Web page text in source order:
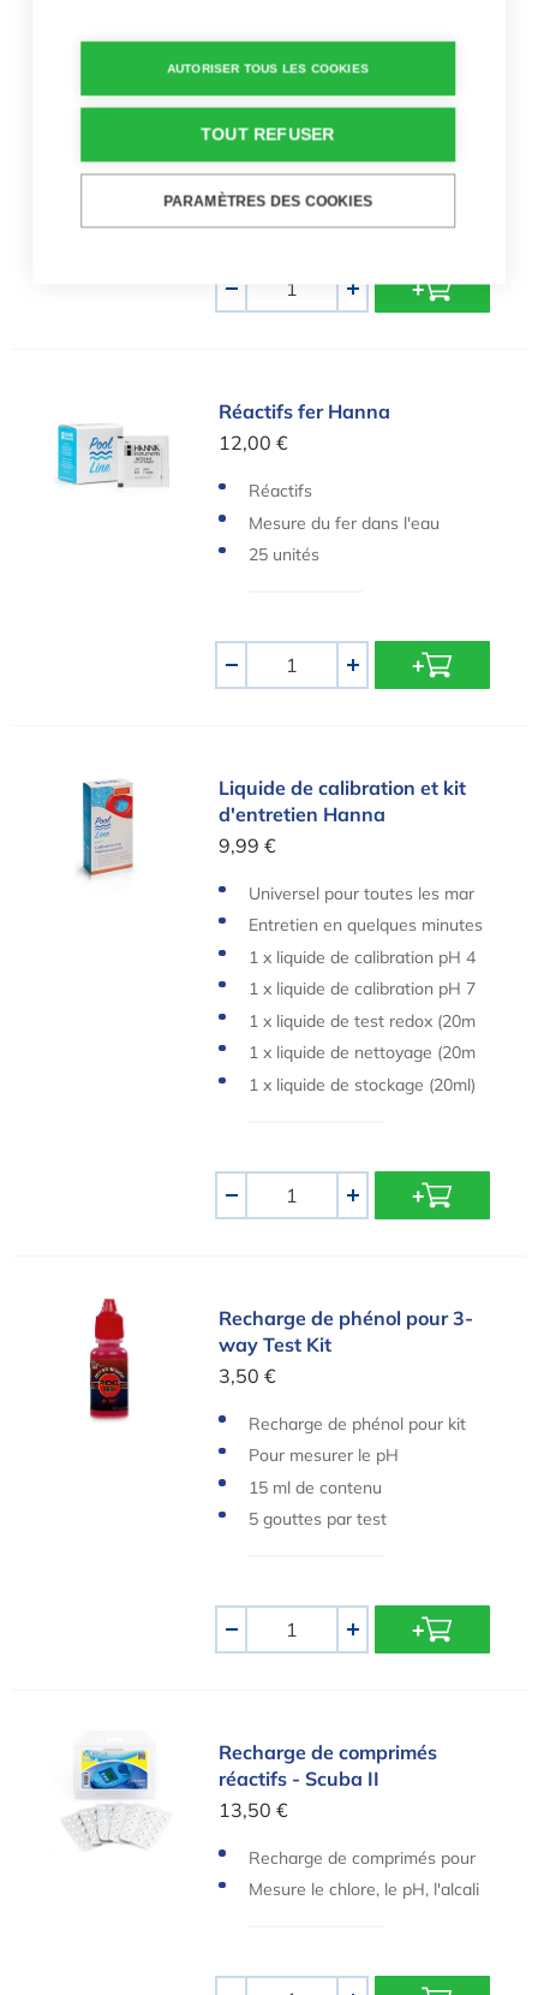
3,39 €
Pour électrodes
Pour testeur de pH digital
20 ml
+
Réactifs fer HannaRéactifs fer Hanna
12,00 €
Réactifs
Mesure du fer dans l'eau
25 unités
+
Liquide de calibration et kit d'entretien Hanna
Liquide de calibration et kit
d'entretien Hanna
9,99 €
Universel pour toutes les mar
ques d'électrodes
Entretien en quelques minutes
1 x liquide de calibration pH 4
(20ml)
1 x liquide de calibration pH 7
(20ml)
1 x liquide de test redox (20m
l)
1 x liquide de nettoyage (20m
l)
1 x liquide de stockage (20ml)
- +
Recharge de phénol pour 3-way Test Kit
Recharge de phénol pour 3-
way Test Kit
3,50 €
Recharge de phénol pour kit
d'essai
Pour mesurer le pH
15 ml de contenu
5 gouttes par test
+
Recharge de comprimés réactifs - Scuba II
Recharge de comprimés
réactifs - Scuba II
13,50 €
Recharge de comprimés pour
Scuba II Lovibond
Mesure le chlore, le pH, l'alcali
AUTORISER TOUS LES COOKIES
TOUT REFUSER
PARAMÈTRES DES COOKIES